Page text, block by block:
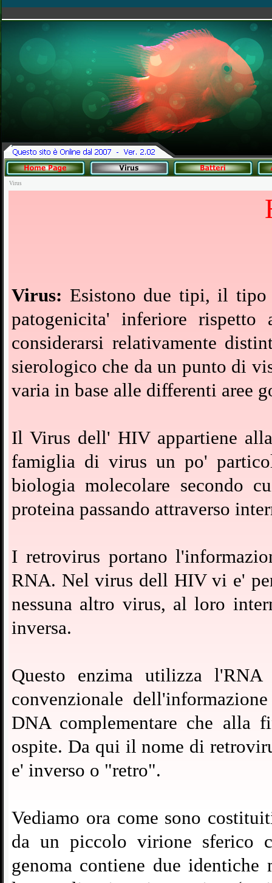
Virus
Virus: Esistono due tipi, il tipo
patogenicita' inferiore
considerarsi relativamente
sierologico che da un punto di
varia in base alle differenti aree
Il Virus dell' HIV appartiene
famiglia di virus un po'
biologia molecolare secondo
proteina passando attraverso
I retrovirus portano
RNA. Nel virus dell HIV vi e'
nessuna altro virus, al loro
inversa.
Questo enzima utilizza
convenzionale
DNA complementare che alla
ospite. Da qui il nome di
e' inverso o "retro".
Vediamo ora come sono
da un piccolo virione sferico
genoma contiene due